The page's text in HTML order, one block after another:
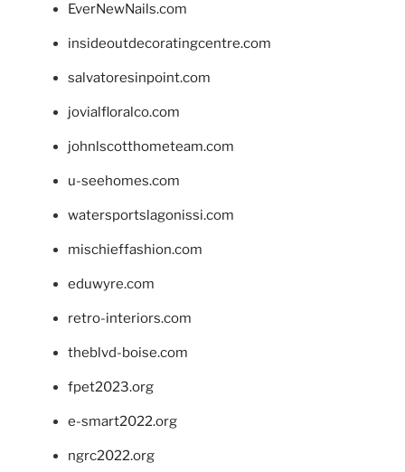
EverNewNails.com
insideoutdecoratingcentre.com
salvatoresinpoint.com
jovialfloralco.com
johnlscotthometeam.com
u-seehomes.com
watersportslagonissi.com
mischieffashion.com
eduwyre.com
retro-interiors.com
theblvd-boise.com
fpet2023.org
e-smart2022.org
ngrc2022.org